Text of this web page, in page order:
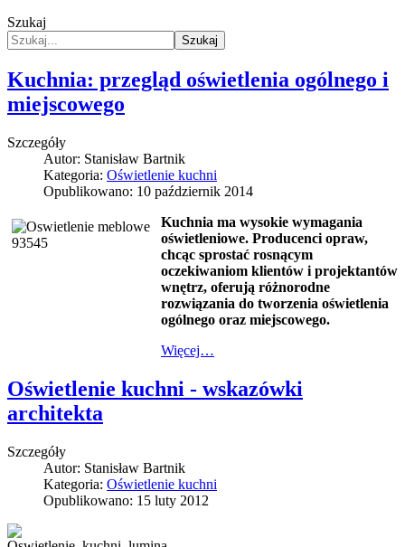
Szukaj
Szukaj
Kuchnia: przegląd oświetlenia ogólnego i
miejscowego
Szczegóły
Autor: Stanisław Bartnik
Kategoria: Oświetlenie kuchni
Opublikowano: 10 październik 2014
Kuchnia ma wysokie wymagania
oświetleniowe. Producenci opraw,
chcąc sprostać rosnącym
oczekiwaniom klientów i projektantów
wnętrz, oferują różnorodne
rozwiązania do tworzenia oświetlenia
ogólnego oraz miejscowego.
Więcej…
Oświetlenie kuchni - wskazówki
architekta
Szczegóły
Autor: Stanisław Bartnik
Kategoria: Oświetlenie kuchni
Opublikowano: 15 luty 2012